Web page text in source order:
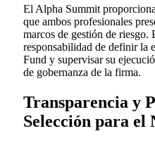
El Alpha Summit
que ambos profesionales
marcos de gestión de riesgo.
responsabilidad de definir la
Fund y supervisar su
de gobernanza de la firma.
Transparencia y
Selección para el